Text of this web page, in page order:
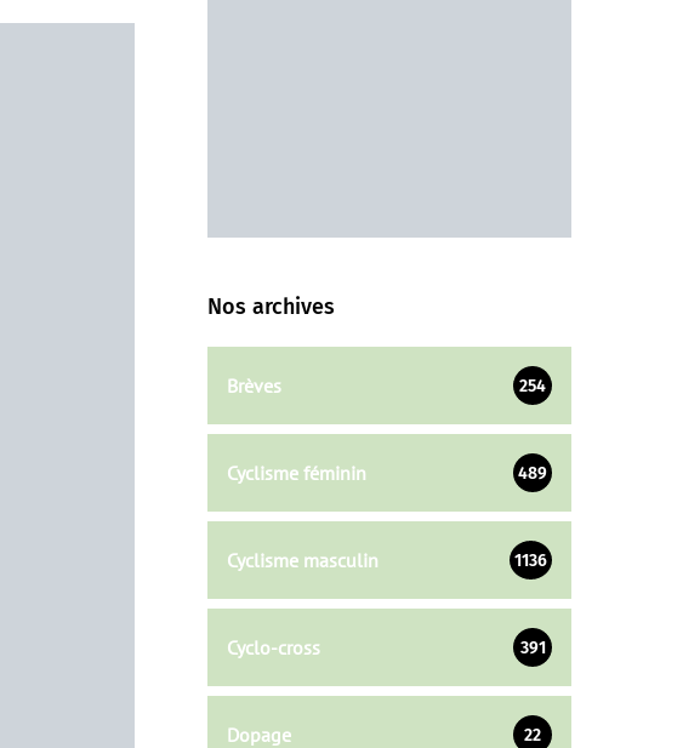
Nos archives
Brèves 254
Cyclisme féminin 489
Cyclisme masculin 1136
Cyclo-cross 391
Dopage 22